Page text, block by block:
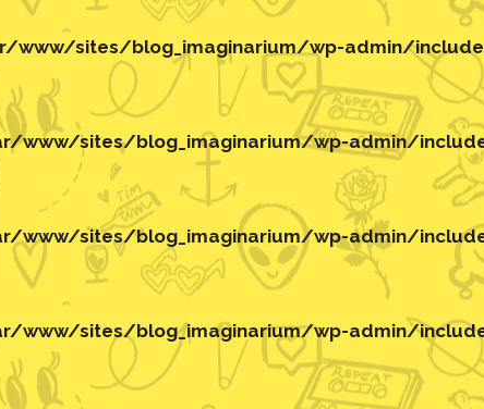
www/sites/blog_imaginarium/wp-admin/
www/sites/blog_imaginarium/wp-admin/
www/sites/blog_imaginarium/wp-admin/
www/sites/blog_imaginarium/wp-admin/